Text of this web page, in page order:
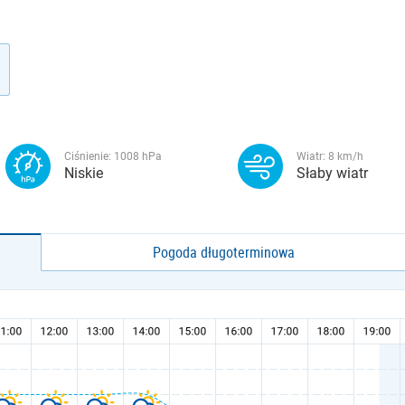
Ciśnienie: 1008 hPa
Niskie
Wiatr: 8 km/h
Słaby wiatr
Pogoda długoterminowa